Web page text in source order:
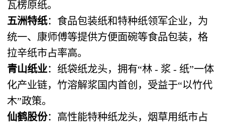
瓦楞原纸。
五洲特纸：食品包装纸和特种纸领军企业，为
统一、康师傅等提供方便面碗等食品包装，格
拉辛纸市占率高。
青山纸业：纸袋纸龙头，拥有“林 - 浆 - 纸”一体
化产业链，竹溶解浆国内首创，受益于“以竹代
木”政策。
仙鹤股份：高性能特种纸龙头，烟草用纸市占